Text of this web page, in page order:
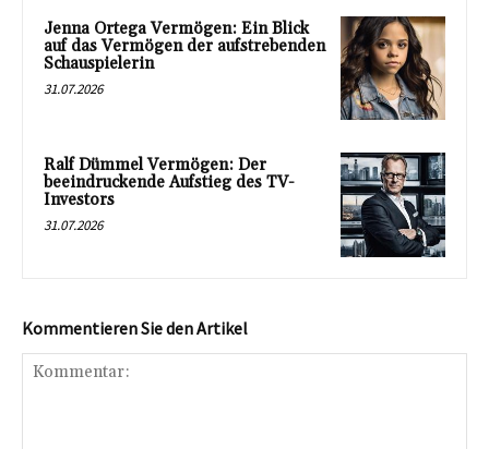
Jenna Ortega Vermögen: Ein Blick
auf das Vermögen der aufstrebenden
Schauspielerin
31.07.2026
Ralf Dümmel Vermögen: Der
beeindruckende Aufstieg des TV-
Investors
31.07.2026
Kommentieren Sie den Artikel